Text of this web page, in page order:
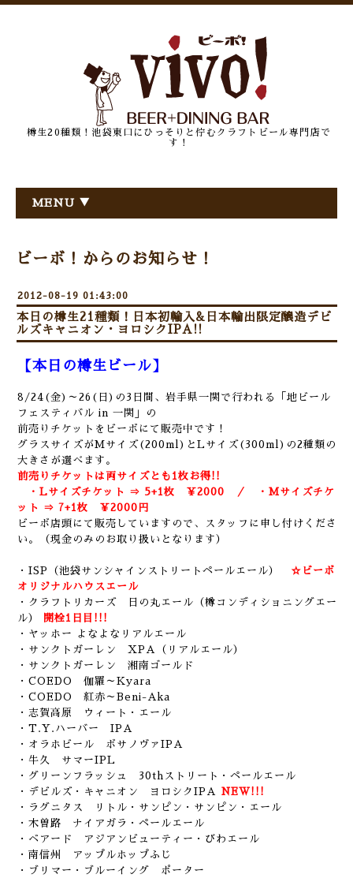
樽生20種類！池袋東口にひっそりと佇むクラフトビール専門店で
す！
MENU ▼
ビーボ！からのお知らせ！
2012-08-19 01:43:00
本日の樽生21種類！日本初輸入&日本輸出限定醸造デビ
ルズキャニオン・ヨロシクIPA!!
【本日の樽生ビール】
8/24(金)～26(日)の3日間、岩手県一関で行われる「地ビール
フェスティバル in 一関」の
前売りチケットをビーボにて販売中です！
グラスサイズがMサイズ(200ml)とLサイズ(300ml)の2種類の
大きさが選べます。
前売りチケットは両サイズとも1枚お得!!
・Lサイズチケット ⇒ 5+1枚 ￥2000 ／ ・Mサイズチケ
ット ⇒ 7+1枚 ￥2000円
ビーボ店頭にて販売していますので、スタッフに申し付けくださ
い。（現金のみのお取り扱いとなります）
・ISP（池袋サンシャインストリートペールエール）
☆ビーボ
オリジナルハウスエール
・クラフトリカーズ 日の丸エール（樽コンディショニングエー
ル）
開栓1日目!!!
・ヤッホー よなよなリアルエール
・サンクトガーレン XPA（リアルエール）
・サンクトガーレン 湘南ゴールド
・COEDO 伽羅～Kyara
・COEDO 紅赤～Beni-Aka
・志賀高原 ウィート・エール
・T.Y.ハーバー IPA
・オラホビール ボサノヴァIPA
・牛久 サマーIPL
・グリーンフラッシュ 30thストリート・ペールエール
・デビルズ・キャニオン ヨロシクIPA
NEW!!!
・ラグニタス リトル・サンピン・サンピン・エール
・木曽路 ナイアガラ・ペールエール
・ベアード アジアンビューティー・びわエール
・南信州 アップルホップふじ
・ブリマー・ブルーイング ポーター